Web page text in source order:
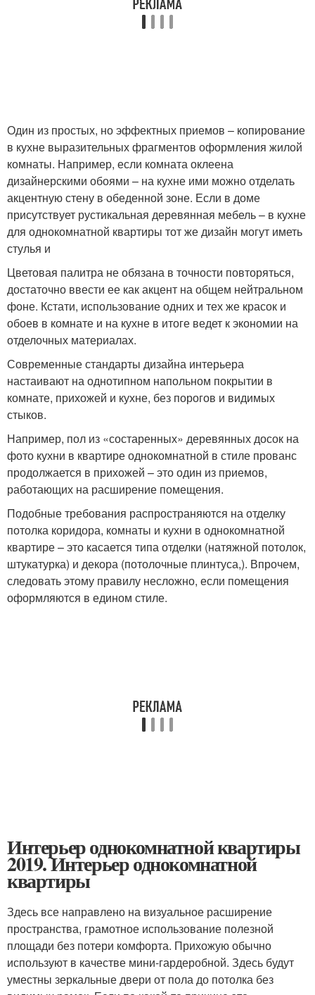
Один из простых, но эффектных приемов – копирование
в кухне выразительных фрагментов оформления жилой
комнаты. Например, если комната оклеена
дизайнерскими обоями – на кухне ими можно отделать
акцентную стену в обеденной зоне. Если в доме
присутствует рустикальная деревянная мебель – в кухне
для однокомнатной квартиры тот же дизайн могут иметь
стулья и
Цветовая палитра не обязана в точности повторяться,
достаточно ввести ее как акцент на общем нейтральном
фоне. Кстати, использование одних и тех же красок и
обоев в комнате и на кухне в итоге ведет к экономии на
отделочных материалах.
Современные стандарты дизайна интерьера
настаивают на однотипном напольном покрытии в
комнате, прихожей и кухне, без порогов и видимых
стыков.
Например, пол из «состаренных» деревянных досок на
фото кухни в квартире однокомнатной в стиле прованс
продолжается в прихожей – это один из приемов,
работающих на расширение помещения.
Подобные требования распространяются на отделку
потолка коридора, комнаты и кухни в однокомнатной
квартире – это касается типа отделки (натяжной потолок,
штукатурка) и декора (потолочные плинтуса,). Впрочем,
следовать этому правилу несложно, если помещения
оформляются в едином стиле.
Интерьер однокомнатной квартиры
2019. Интерьер однокомнатной
квартиры
Здесь все направлено на визуальное расширение
пространства, грамотное использование полезной
площади без потери комфорта. Прихожую обычно
используют в качестве мини-гардеробной. Здесь будут
уместны зеркальные двери от пола до потолка без